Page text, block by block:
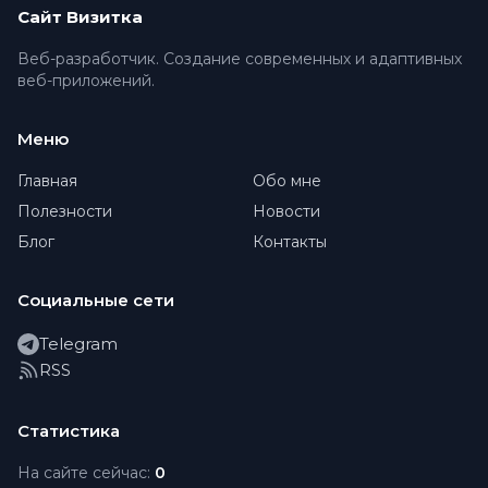
Сайт Визитка
Веб-разработчик. Создание современных и адаптивных
веб-приложений.
Меню
Главная
Обо мне
Полезности
Новости
Блог
Контакты
Социальные сети
Telegram
RSS
Статистика
На сайте сейчас: 0